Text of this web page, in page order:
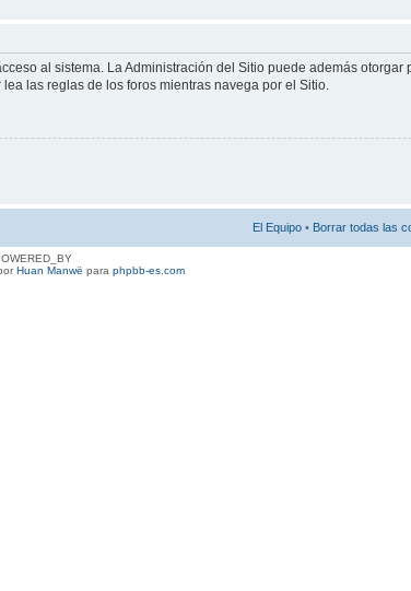
al sistema. La Administración del Sitio puede además
las reglas de los foros mientras navega por el Sitio.
El Equipo • Borrar todas las
Huan Manwë para phpbb-es.com